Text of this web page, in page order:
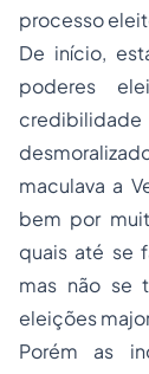
processo
De início,
poderes
maculava a
bem por
quais até se
mas não se
eleições
Porém as